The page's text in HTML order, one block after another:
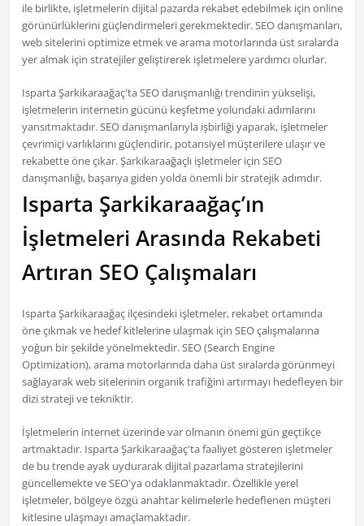
ile birlikte, işletmelerin dijital pazarda rekabet edebilmek için online
görünürlüklerini güçlendirmeleri gerekmektedir. SEO danışmanları,
web sitelerini optimize etmek ve arama motorlarında üst sıralarda
yer almak için stratejiler geliştirerek işletmelere yardımcı olurlar.
Isparta Şarkikaraağaç'ta SEO danışmanlığı trendinin yükselişi,
işletmelerin internetin gücünü keşfetme yolundaki adımlarını
yansıtmaktadır. SEO danışmanlarıyla işbirliği yaparak, işletmeler
çevrimiçi varlıklarını güçlendirir, potansiyel müşterilere ulaşır ve
rekabette öne çıkar. Şarkikaraağaçlı işletmeler için SEO
danışmanlığı, başarıya giden yolda önemli bir stratejik adımdır.
Isparta Şarkikaraağaç’ın
İşletmeleri Arasında Rekabeti
Artıran SEO Çalışmaları
Isparta Şarkikaraağaç ilçesindeki işletmeler, rekabet ortamında
öne çıkmak ve hedef kitlelerine ulaşmak için SEO çalışmalarına
yoğun bir şekilde yönelmektedir. SEO (Search Engine
Optimization), arama motorlarında daha üst sıralarda görünmeyi
sağlayarak web sitelerinin organik trafiğini artırmayı hedefleyen bir
dizi strateji ve tekniktir.
İşletmelerin internet üzerinde var olmanın önemi gün geçtikçe
artmaktadır. Isparta Şarkikaraağaç'ta faaliyet gösteren işletmeler
de bu trende ayak uydurarak dijital pazarlama stratejilerini
güncellemekte ve SEO'ya odaklanmaktadır. Özellikle yerel
işletmeler, bölgeye özgü anahtar kelimelerle hedeflenen müşteri
kitlesine ulaşmayı amaçlamaktadır.